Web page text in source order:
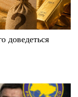
доведеться